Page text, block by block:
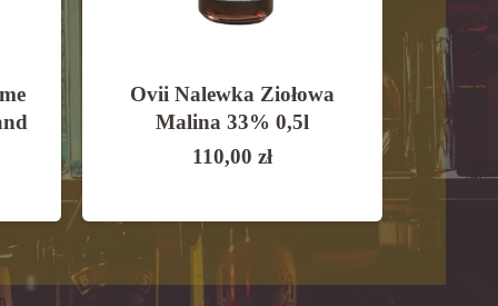
Ovii Nalewka Ziołowa
Malina 33% 0,5l
110,00 zł
Ovii